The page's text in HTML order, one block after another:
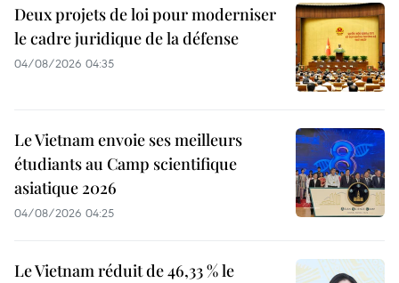
Deux projets de loi pour moderniser
le cadre juridique de la défense
04/08/2026 04:35
Le Vietnam envoie ses meilleurs
étudiants au Camp scientifique
asiatique 2026
04/08/2026 04:25
Le Vietnam réduit de 46,33 % le